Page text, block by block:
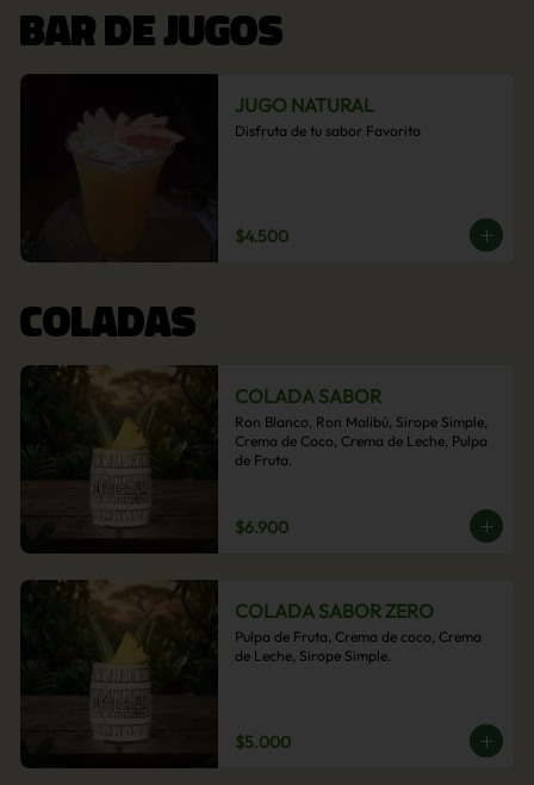
BAR DE JUGOS
JUGO NATURAL
Disfruta de tu sabor Favorito
$4.500
COLADAS
COLADA SABOR
Ron Blanco, Ron Malibú, Sirope Simple,
Crema de Coco, Crema de Leche, Pulpa
de Fruta.
$6.900
COLADA SABOR ZERO
Pulpa de Fruta, Crema de coco, Crema
de Leche, Sirope Simple.
$5.000